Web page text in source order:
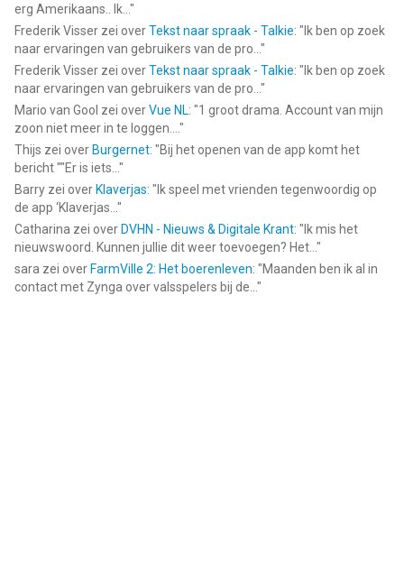
erg Amerikaans.. Ik... "
Frederik Visser zei overTekst naar spraak - Talkie: " Ik ben op zoek
naar ervaringen van gebruikers van de pro... "
Frederik Visser zei overTekst naar spraak - Talkie: " Ik ben op zoek
naar ervaringen van gebruikers van de pro... "
Mario van Gool zei overVue NL: "1 groot drama. Account van mijn
zoon niet meer in te loggen.... "
Thijs zei over Burgernet: "Bij het openen van de app komt het
bericht ""Er is iets... "
Barry zei over Klaverjas: " Ik speel met vrienden tegenwoordig op
de app ‘Klaverjas... "
Catharina zei over DVHN - Nieuws & Digitale Krant: " Ik mis het
nieuwswoord. Kunnen jullie dit weer toevoegen? Het... "
sara zei over FarmVille 2: Het boerenleven: "Maanden ben ik al in
contact met Zynga over valsspelers bij de... "